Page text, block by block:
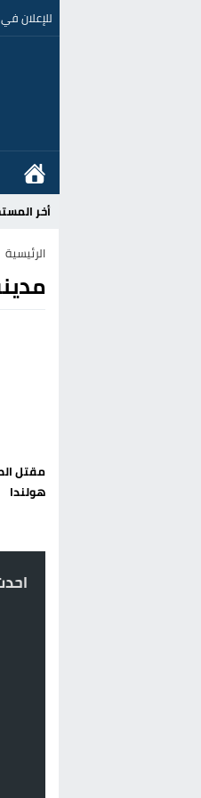
للإعلان
أخر
الرئيسية
مقتل
هولندا